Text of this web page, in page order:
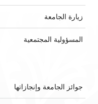
زيارة الجامعة
المسؤولية المجتمعية
جوائز الجامعة وإنجازاتها